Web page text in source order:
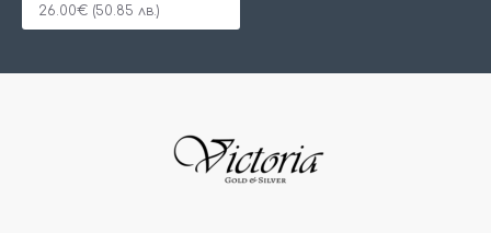
26.00€ (50.85 лв.)